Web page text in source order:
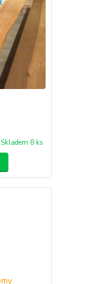
Skladem 8 ks